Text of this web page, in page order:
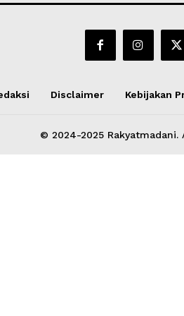
Disclaimer Kebijakan
© 2024-2025 Rakyatmadani.